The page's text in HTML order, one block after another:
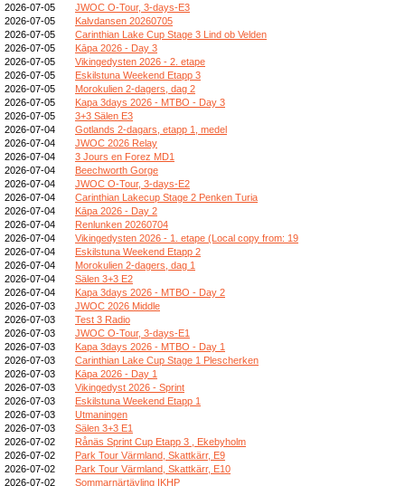
2026-07-05
JWOC O-Tour, 3-days-E3
2026-07-05
Kalvdansen 20260705
2026-07-05
Carinthian Lake Cup Stage 3 Lind ob Velden
2026-07-05
Kāpa 2026 - Day 3
2026-07-05
Vikingedysten 2026 - 2. etape
2026-07-05
Eskilstuna Weekend Etapp 3
2026-07-05
Morokulien 2-dagers, dag 2
2026-07-05
Kapa 3days 2026 - MTBO - Day 3
2026-07-05
3+3 Sälen E3
2026-07-04
Gotlands 2-dagars, etapp 1, medel
2026-07-04
JWOC 2026 Relay
2026-07-04
3 Jours en Forez MD1
2026-07-04
Beechworth Gorge
2026-07-04
JWOC O-Tour, 3-days-E2
2026-07-04
Carinthian Lakecup Stage 2 Penken Turia
2026-07-04
Kāpa 2026 - Day 2
2026-07-04
Renlunken 20260704
2026-07-04
Vikingedysten 2026 - 1. etape (Local copy from: 19
2026-07-04
Eskilstuna Weekend Etapp 2
2026-07-04
Morokulien 2-dagers, dag 1
2026-07-04
Sälen 3+3 E2
2026-07-04
Kapa 3days 2026 - MTBO - Day 2
2026-07-03
JWOC 2026 Middle
2026-07-03
Test 3 Radio
2026-07-03
JWOC O-Tour, 3-days-E1
2026-07-03
Kapa 3days 2026 - MTBO - Day 1
2026-07-03
Carinthian Lake Cup Stage 1 Plescherken
2026-07-03
Kāpa 2026 - Day 1
2026-07-03
Vikingedyst 2026 - Sprint
2026-07-03
Eskilstuna Weekend Etapp 1
2026-07-03
Utmaningen
2026-07-03
Sälen 3+3 E1
2026-07-02
Rånäs Sprint Cup Etapp 3 , Ekebyholm
2026-07-02
Park Tour Värmland, Skattkärr, E9
2026-07-02
Park Tour Värmland, Skattkärr, E10
2026-07-02
Sommarnärtävling IKHP